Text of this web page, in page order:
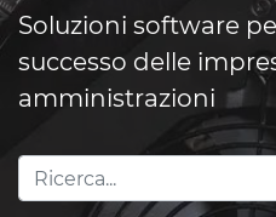
Soluzioni software
successo delle
amministrazioni